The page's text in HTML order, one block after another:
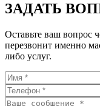
ЗАДАТЬ
Оставьте ваш вопрос
перезвонит именно
либо услуг.